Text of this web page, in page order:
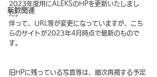
新歓関連
2023年度用にALEKSのHPを更新いたしまし
た。
伴って、URL等が変更になっていますが、こち
らのサイトが2023年4月時点で最新のもので
す。
旧HPに残っている写真等は、順次再掲する予定